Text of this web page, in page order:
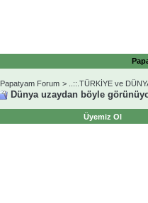
Papatyam Forum > ..::.TÜRKİYE ve
Dünya uzaydan böyle
Üyemiz Ol